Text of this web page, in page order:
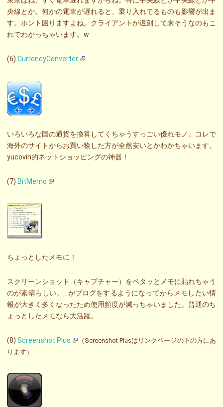
央線とか。何かの電車が遅れると、乗り入れてるものも影響が出ま
す。ホント困りますよね。クライアントが遅刻して来そうなのもこ
れでわかっちゃいます。w
(6) CurrencyConverter
いろいろな国の通貨を換算してくちゃうすっごい優れモノ。コレで
海外のサイトからお買い物した方が全然安いとかわかちゃいます。
yucovin的ネットショッピングの神器！
(7) BitMemo
ちょっとしたメモに！
スクリーンショット（キャプチャー）をペタッとメモに貼れちゃう
のが素晴らしい。…がブログをするようになってからメモしたい情
報が大きく多くなったため使用頻度が減っちゃいました。普通のち
ょっとしたメモなら大活躍。
(8)Screenshot Plus
（Screenshot Plusはリンクページの下の方にあ
ります）